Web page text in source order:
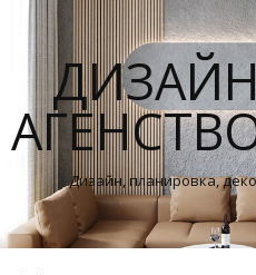
Дизайн, планировка,